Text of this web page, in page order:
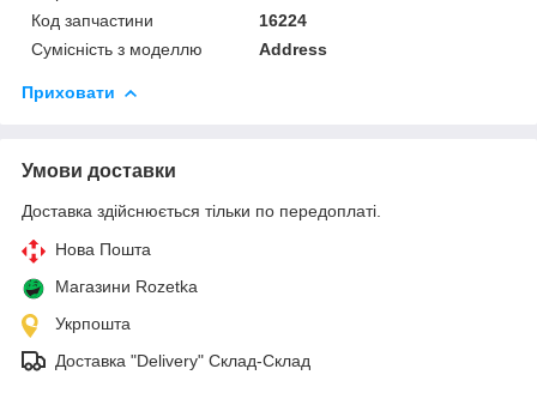
Код запчастини
16224
Сумісність з моделлю
Address
Приховати
Умови доставки
Доставка здійснюється тільки по передоплаті.
Нова Пошта
Магазини Rozetka
Укрпошта
Доставка "Delivery" Склад-Склад